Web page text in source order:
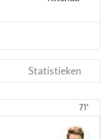
Statistieken
71'